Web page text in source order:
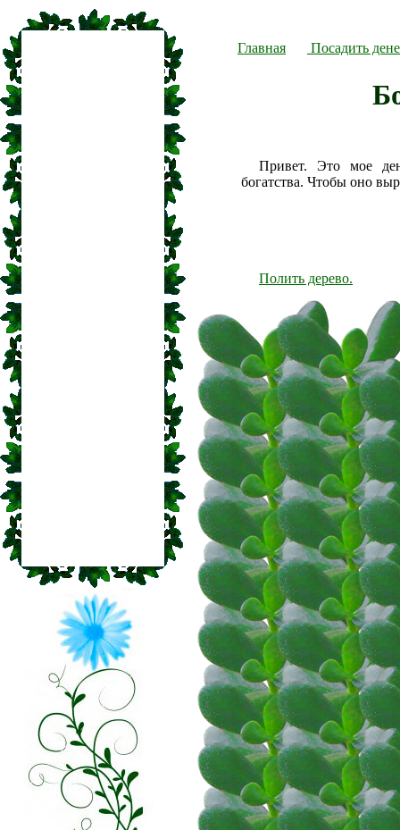
Главная Посадить
Привет. Это мое
богатства. Чтобы оно
Полить дерево.